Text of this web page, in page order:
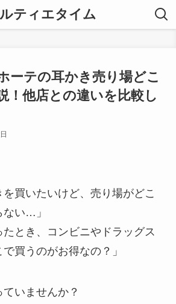
ティエタイム
ーテの耳かき売り場どこ
！他店との違いを比較し
を買いたいけど、売り場がどこ
ない…」
たとき、コンビニやドラッグス
買うのがお得なの？」
いませんか？